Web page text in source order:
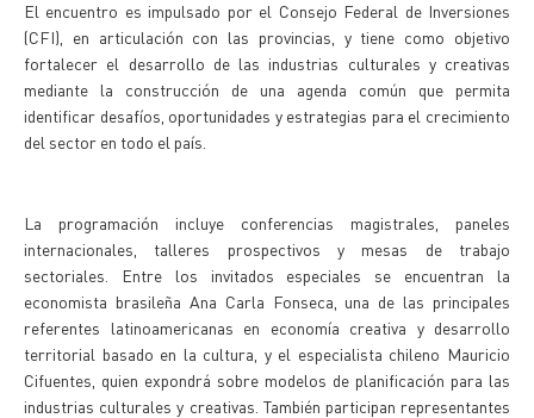
El encuentro es impulsado por el Consejo Federal de Inversiones
(CFI), en articulación con las provincias, y tiene como objetivo
fortalecer el desarrollo de las industrias culturales y creativas
mediante la construcción de una agenda común que permita
identificar desafíos, oportunidades y estrategias para el crecimiento
del sector en todo el país.
La programación incluye conferencias magistrales, paneles
internacionales, talleres prospectivos y mesas de trabajo
sectoriales. Entre los invitados especiales se encuentran la
economista brasileña Ana Carla Fonseca, una de las principales
referentes latinoamericanas en economía creativa y desarrollo
territorial basado en la cultura, y el especialista chileno Mauricio
Cifuentes, quien expondrá sobre modelos de planificación para las
industrias culturales y creativas. También participan representantes